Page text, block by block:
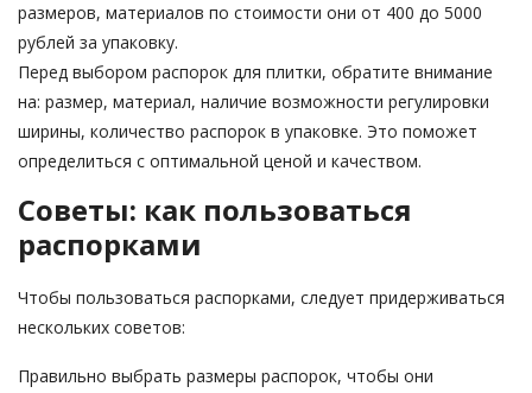
размеров, материалов по стоимости они от 400 до 5000
рублей за упаковку.
Перед выбором распорок для плитки, обратите внимание
на: размер, материал, наличие возможности регулировки
ширины, количество распорок в упаковке. Это поможет
определиться с оптимальной ценой и качеством.
Советы: как пользоваться
распорками
Чтобы пользоваться распорками, следует придерживаться
нескольких советов:
Правильно выбрать размеры распорок, чтобы они